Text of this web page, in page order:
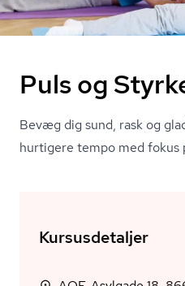
Puls og
Bevæg dig sund, rask og
hurtigere tempo med fokus
Kursusdetaljer